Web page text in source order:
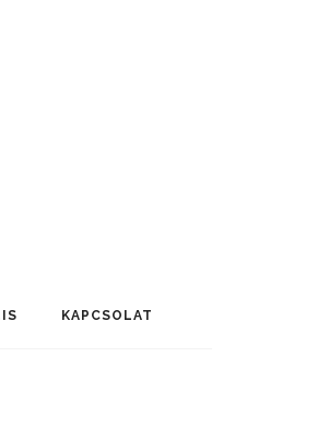
KAPCSOLAT